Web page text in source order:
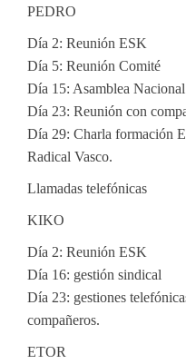
PEDRO
Día 2: Reunión ESK
Día 5: Reunión Comité
Día 15: Asamblea Nacional
Día 23: Reunión con
Día 29: Charla formación
Radical Vasco.
Llamadas telefónicas
KIKO
Día 2: Reunión ESK
Día 16: gestión sindical
Día 23: gestiones
compañeros.
ETOR